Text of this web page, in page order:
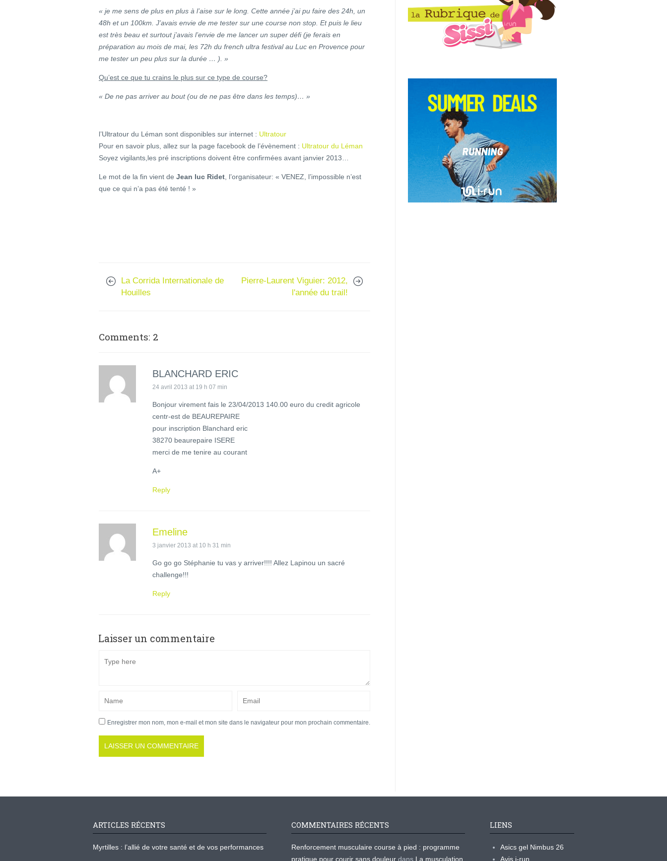
« je me sens de plus en plus à l’aise sur le long. Cette année j’ai pu faire des 24h, un
48h et un 100km. J’avais envie de me tester sur une course non stop. Et puis le lieu
est très beau et surtout j’avais l’envie de me lancer un super défi (je ferais en
préparation au mois de mai, les 72h du french ultra festival au Luc en Provence pour
me tester un peu plus sur la durée … ). »
Qu’est ce que tu crains le plus sur ce type de course?
« De ne pas arriver au bout (ou de ne pas être dans les temps)… »
l’Ultratour du Léman sont disponibles sur internet : Ultratour
Pour en savoir plus, allez sur la page facebook de l’évènement : Ultratour du Léman
Soyez vigilants,les pré inscriptions doivent être confirmées avant janvier 2013…
Le mot de la fin vient de Jean luc Ridet , l’organisateur: « VENEZ, l’impossible n’est
que ce qui n’a pas été tenté ! »
La Corrida Internationale de
Houilles
Pierre-Laurent Viguier: 2012,
l'année du trail!
Comments: 2
BLANCHARD ERIC
24 avril 2013 at 19 h 07 min
Bonjour virement fais le 23/04/2013 140.00 euro du credit agricole
centr-est de BEAUREPAIRE
pour inscription Blanchard eric
38270 beaurepaire ISERE
merci de me tenire au courant
A+
Reply
Emeline
3 janvier 2013 at 10 h 31 min
Go go go Stéphanie tu vas y arriver!!!! Allez Lapinou un sacré
challenge!!!
Reply
Laisser un commentaire
Enregistrer mon nom, mon e-mail et mon site dans le navigateur pour mon prochain commentaire.
ARTICLES RÉCENTS
Myrtilles : l’allié de votre santé et de vos performances
COMMENTAIRES RÉCENTS
Renforcement musculaire course à pied : programme
pratique pour courir sans douleur dans La musculation
LIENS
Asics gel Nimbus 26
Avis i-run